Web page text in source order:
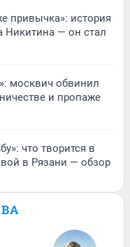
привычка»: история
Никитина — он стал
москвич обвинил
и пропаже
что творится в
в Рязани — обзор